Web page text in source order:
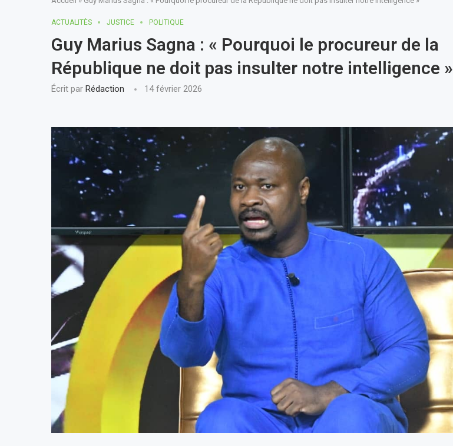
ACTUALITÈS JUSTICE POLITIQUE
Guy Marius Sagna : « Pourquoi le procureur de la
République ne doit pas insulter notre intelligence »
Écrit par Rédaction 14 février 2026